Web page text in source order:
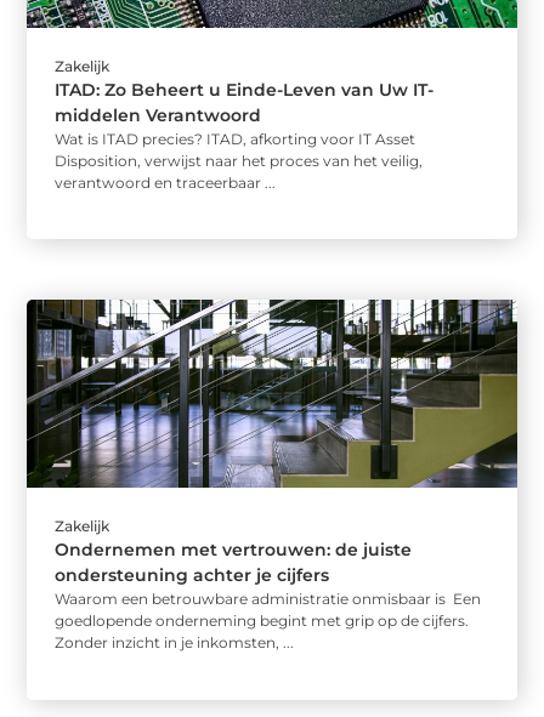
Zakelijk
ITAD: Zo Beheert u Einde-Leven van Uw IT-
middelen Verantwoord
Wat is ITAD precies? ITAD, afkorting voor IT Asset
Disposition, verwijst naar het proces van het veilig,
verantwoord en traceerbaar ...
Zakelijk
Ondernemen met vertrouwen: de juiste
ondersteuning achter je cijfers
Waarom een betrouwbare administratie onmisbaar is Een
goedlopende onderneming begint met grip op de cijfers.
Zonder inzicht in je inkomsten, ...